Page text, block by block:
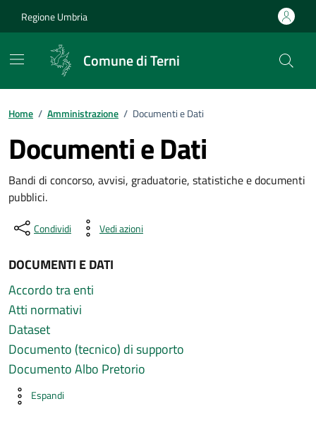
Regione Umbria
Comune di Terni
Home / Amministrazione / Documenti e Dati
Documenti e Dati
Bandi di concorso, avvisi, graduatorie, statistiche e documenti
pubblici.
Condividi Vedi azioni
DOCUMENTI E DATI
Accordo tra enti
Atti normativi
Dataset
Documento (tecnico) di supporto
Documento Albo Pretorio
Espandi